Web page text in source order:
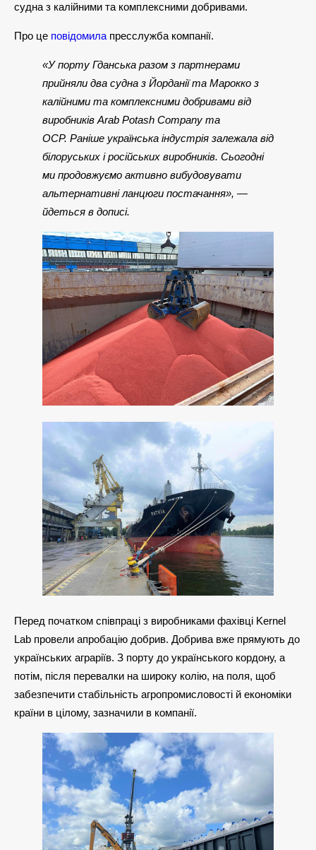
судна з калійними та комплексними добривами.
Про це повідомила пресслужба компанії.
«У порту Гданська разом з партнерами
прийняли два судна з Йорданії та Марокко з
калійними та комплексними добривами від
виробників Arab Potash Company та
ОСР. Раніше українська індустрія залежала від
білоруських і російських виробників. Сьогодні
ми продовжуємо активно вибудовувати
альтернативні ланцюги постачання», —
йдеться в дописі.
Перед початком співпраці з виробниками фахівці Kernel
Lab провели апробацію добрив. Добрива вже прямують до
українських аграріїв. З порту до українського кордону, а
потім, після перевалки на широку колію, на поля, щоб
забезпечити стабільність агропромисловості й економіки
країни в цілому, зазначили в компанії.